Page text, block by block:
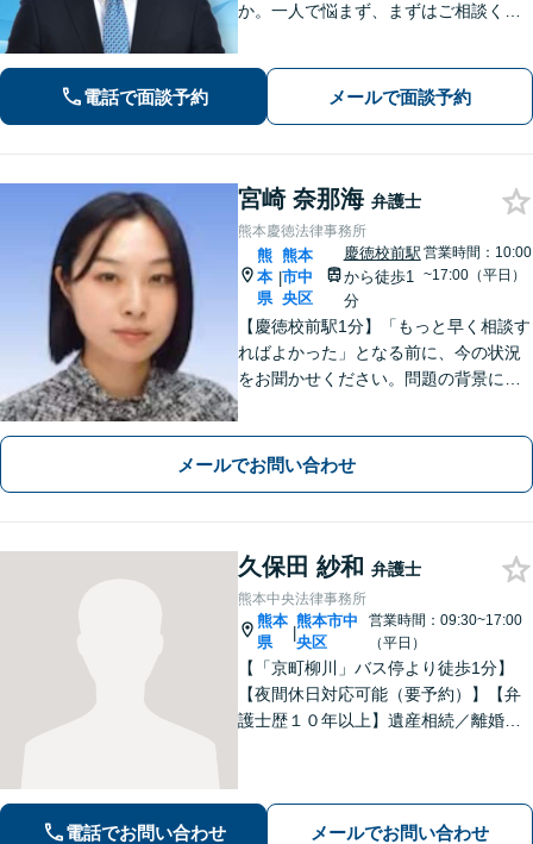
か。一人で悩まず、まずはご相談くだ
か、解決できるとしてどういった解決
策があるかご提案します。
電話で面談予約 メールで面談予約
宮崎 奈那海 弁護士
熊本慶徳法律事務所
熊
本
県
|
熊本
市中
央区
慶徳校前駅
から徒歩1
分
営業時間：10:00
~17:00（平日）
【慶徳校前駅1分】「もっと早く相談す
ればよかった」となる前に、今の状況
をお聞かせください。問題の背景にも
間面談可】
メールでお問い合わせ
久保田 紗和 弁護士
熊本中央法律事務所
熊本
県
|
熊本市中
央区
営業時間：09:30~17:00
（平日）
【「京町柳川」バス停より徒歩1分】
【夜間休日対応可能（要予約）】【弁
護士歴１０年以上】遺産相続／離婚・
す。お気軽にご相談ください。
電話でお問い合わせ メールでお問い合わせ